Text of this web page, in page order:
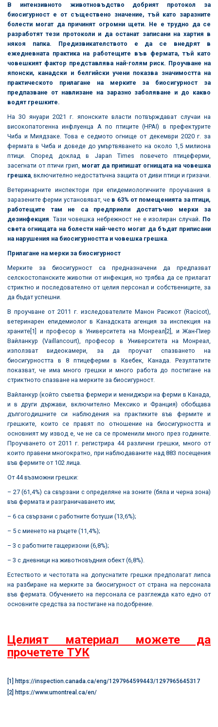
В интензивното животновъдство добрият протокол за
биосигурност е от съществено значение, тъй като заразните
болести могат да причинят огромни щети. Не е трудно да се
разработят тези протоколи и да останат записани на хартия в
някоя папка. Предизвикателството е да се внедрят в
ежедневната практика на работещите във фермата, тъй като
човешкият фактор представлява най-голям риск. Проучване на
японски, канадски и белгийски учени показва значимостта на
практическото прилагане на мерките за биосигурност за
предпазване от навлизане на заразно заболяване и до какво
водят грешките.
На 30 януари 2021 г. японските власти потвърждават случаи на
високопатогенна инфлуенца А по птиците (HPAI) в префектурите
Чиба и Миядзаке. Това е седмото огнище от декември 2020 г. за
фермата в Чиба и доведе до умъртвяването на около 1,5 милиона
птици. Според доклад в Japan Times повечето птицеферми,
засегнати от птичи грип, могат да припишат огнищата на човешка
грешка , включително недостатъчна защита от диви птици и гризачи.
Ветеринарните инспектори при епидемиологичните проучвания в
заразените ферми установяват, че в 63% от помещенията за птици,
работещите там не са предприели достатъчно мерки за
дезинфекция . Тази човешка небрежност не е изолиран случай. По
света огнищата на болести най-често могат да бъдат приписани
на нарушения на биосигурността и човешка грешка
Прилагане на мерки за биосигурност
Мерките за биосигурност са предназначени да предпазват
селскостопанските животни от инфекция, но трябва да се прилагат
стриктно и последователно от целия персонал и собствениците, за
да бъдат успешни.
В проучване от 2011 г. изследователите Манон Расикот (Racicot),
ветеринарен епидемиолог в Канадската агенция за инспекция на
храните[1] и професор в Университета на Монреал [2]
, и Жан-Пиер
Вайланкур (Vaillancourt), професор в Университета на Монреал,
използват видеокамери, за да проучат спазването на
биосигурността в 8 птицеферми в Квебек, Канада. Резултатите
показват, че има много грешки и много работа до постигане на
стриктното спазване на мерките за биосигурност.
Вайланкур (който съветва фермери и мениджъри на ферми в Канада,
и в други държави, включително Мексико и Франция) обобщава
дългогодишните си наблюдения на практиките във фермите и
грешките, които се правят по отношение на биосигурността и
основният му извод е, че не са се променили много през годините.
Проучването от 2011 г. регистрира 44 различни грешки, много от
които правени многократно, при наблюдаваните над 883 посещения
във фермите от 102 лица.
От 44 възможни грешки:
– 27 (61,4%) са свързани с определяне на зоните (бяла и черна зона)
във фермата и разграничаването им;
– 6 са свързани с работните ботуши (13,6%);
– 5 с миенето на ръцете (11,4%);
– 3 с работните гащеризони (6,8%);
– 3 с дневници на животновъдния обект (6,8%).
Естеството и честотата на допуснатите грешки предполагат липса
на разбиране на мерките за биосигурност от страна на персонала
във фермата. Обучението на персонала се разглежда като едно от
основните средства за постигане на подобрение.
Целият материал можете да
прочетете ТУК
[1] https://inspection.canada.ca/eng/1297964599443/1297965645317
[2] https://www.umontreal.ca/en/